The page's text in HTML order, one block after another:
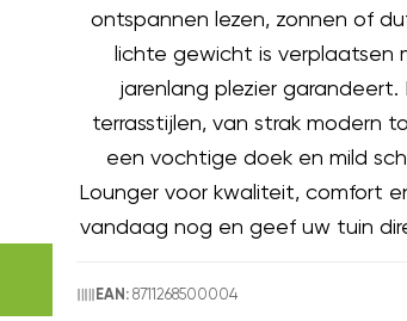
ontspannen lezen, zonnen of
lichte gewicht is verplaatsen
jarenlang plezier
terrasstijlen, van strak modern
een vochtige doek en mild
Lounger voor kwaliteit, comfort
vandaag nog en geef uw tuin
EAN: 8711268500004